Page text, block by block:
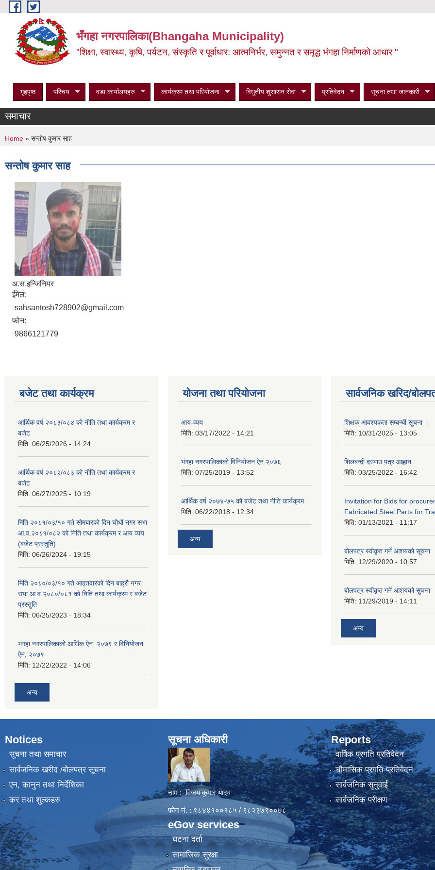
Skip to main content
भँगहा नगरपालिका(Bhangaha Municipality)
"शिक्षा, स्वास्थ्य, कृषि, पर्यटन, संस्कृति र पूर्वाधार: आत्मनिर्भर, समुन्नत र समृद्ध भंगहा निर्माणको आधार "
गृहपृष्ठ परिचय वडा कार्यालयहरु कार्यक्रम तथा परियोजना विधुतीय शुसासन सेवा प्रतिवेदन सूचना तथा जानकारी
समाचार
You are here
Home » सन्तोष कुमार साह
सन्तोष कुमार साह
अ.स.इन्जिनियर
ईमेल:
sahsantosh728902@gmail.com
फोन:
9866121779
बजेट तथा कार्यक्रम
आर्थिक वर्ष २०८३/०८४ को नीति तथा कार्यक्रम र
बजेट
मिति: 06/25/2026 - 14:24
आर्थिक वर्ष २०८२/०८३ को नीति तथा कार्यक्रम र
बजेट
मिति: 06/27/2025 - 10:19
मिति २०८१/०३/१० गते सोमबारको दिन चौधौं नगर सभा
आ.व.२०८१/०८२ को निति तथा कार्यक्रम र आय व्यय
(बजेट प्रस्तुति)
मिति: 06/26/2024 - 19:15
मिति २०८०/०३/१० गते आइतवारको दिन बाह्रौ नगर
सभा आ.व.२०८०/०८१ को निति तथा कार्यक्रम र बजेट
प्रस्तुति
मिति: 06/25/2023 - 18:34
भंगहा नगरपालिकाको आर्थिक ऐन, २०७९ र विनियोजन
ऐन, २०७९
मिति: 12/22/2022 - 14:06
अन्य
योजना तथा परियोजना
आय-व्यय
मिति: 03/17/2022 - 14:21
भंगहा नगरपालिकाको विनियोजन ऐन २०७६
मिति: 07/25/2019 - 13:52
आर्थिक वर्ष २०७४-७५ को बजेट तथा नीति कार्यक्रम
मिति: 06/22/2018 - 12:34
अन्य
सार्वजनिक खरिद/
शिक्षक आवश्यकता सम्बन्धी सूचना ।
मिति: 10/31/2025 - 13:05
शिलबन्दी दरभाउ पत्र आह्वान
मिति: 03/25/2022 - 16:42
Invitation for Bids for
Fabricated Steel Parts for
मिति: 01/13/2021 - 11:17
बोलपत्र स्वीकृत गर्ने आशयको सूचना
मिति: 12/29/2020 - 10:57
बोलपत्र स्वीकृत गर्ने आशयको सुचना
मिति: 11/29/2019 - 14:11
अन्य
Notices
सूचना तथा समाचार
सार्वजनिक खरीद /बोलपत्र सूचना
एन, कानुन तथा निर्देशिका
कर तथा शुल्कहरु
सूचना अधिकारी
नाम :- विजय कुमार यादव
फोन नं. : ९८४४१००१८५ / ९८२३७९००७८
eGov services
घटना दर्ता
सामाजिक सुरक्षा
Reports
वार्षिक प्रगति प्रतिवेदन
चौमासिक प्रगति प्रतिवेदन
सार्वजनिक सुनुवाई
सार्वजनिक परीक्षण